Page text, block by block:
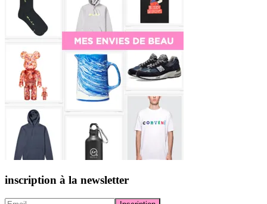
inscription à la newsletter